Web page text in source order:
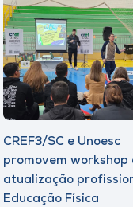
CREF3/SC e Unoesc
promovem workshop
atualização
Educação Física